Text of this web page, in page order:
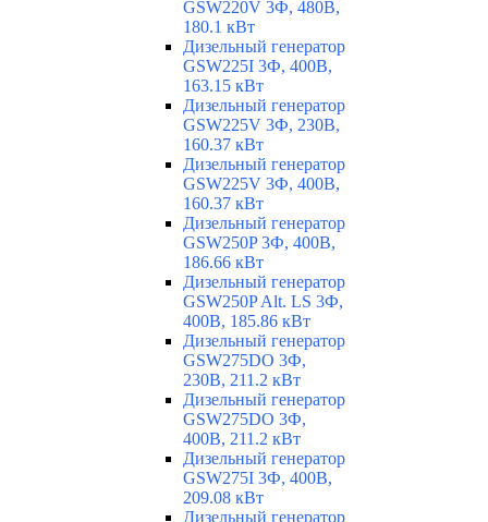
GSW220V 3Ф, 480В,
180.1 кВт
Дизельный генератор
GSW225I 3Ф, 400В,
163.15 кВт
Дизельный генератор
GSW225V 3Ф, 230В,
160.37 кВт
Дизельный генератор
GSW225V 3Ф, 400В,
160.37 кВт
Дизельный генератор
GSW250P 3Ф, 400В,
186.66 кВт
Дизельный генератор
GSW250P Alt. LS 3Ф,
400В, 185.86 кВт
Дизельный генератор
GSW275DO 3Ф,
230В, 211.2 кВт
Дизельный генератор
GSW275DO 3Ф,
400В, 211.2 кВт
Дизельный генератор
GSW275I 3Ф, 400В,
209.08 кВт
Дизельный генератор